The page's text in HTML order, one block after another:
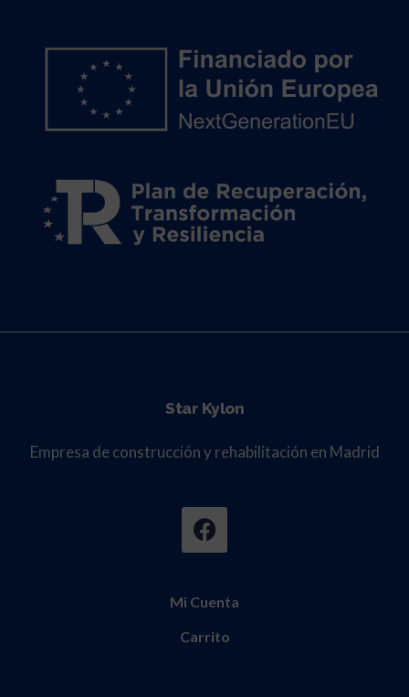
Star Kylon
Empresa de construcción y rehabilitación en Madrid
Mi Cuenta
Carrito